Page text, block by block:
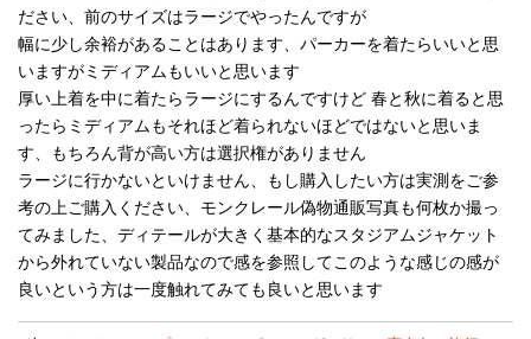
ださい、前のサイズはラージでやったんですが
幅に少し余裕があることはあります、パーカーを着たらいいと思
いますがミディアムもいいと思います
厚い上着を中に着たらラージにするんですけど 春と秋に着ると思
ったらミディアムもそれほど着られないほどではないと思いま
す、もちろん背が高い方は選択権がありません
ラージに行かないといけません、もし購入したい方は実測をご参
考の上ご購入ください、モンクレール偽物通販写真も何枚か撮っ
てみました、ディテールが大きく基本的なスタジアムジャケット
から外れていない製品なので感を参照してこのような感じの感が
良いという方は一度触れてみても良いと思います